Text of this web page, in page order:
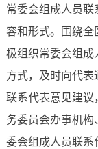
常委会组成人员联
容和形式。围绕全
极组织常委会组成
方式，及时向代
联系代表意见建议
务委员会办事机构
委会组成人员联系